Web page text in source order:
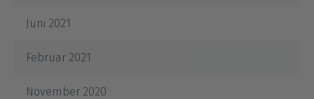
Juni 2021
Februar 2021
November 2020